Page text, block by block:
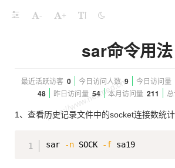
- +
sar命令用法
最近活跃访客 0 今日访问人数 9 今日访问量
48 昨日访问量 54 本月访问量 211
1、查看历史记录文件中的socket连接数统计
sar -n SOCK -f